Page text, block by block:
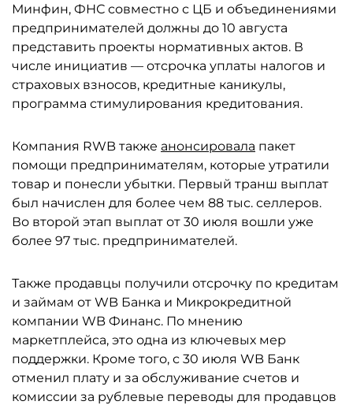
Минфин, ФНС совместно с ЦБ и объединениями
предпринимателей должны до 10 августа
представить проекты нормативных актов. В
числе инициатив — отсрочка уплаты налогов и
страховых взносов, кредитные каникулы,
программа стимулирования кредитования.
Компания RWB также анонсировала пакет
помощи предпринимателям, которые утратили
товар и понесли убытки. Первый транш выплат
был начислен для более чем 88 тыс. селлеров.
Во второй этап выплат от 30 июля вошли уже
более 97 тыс. предпринимателей.
Также продавцы получили отсрочку по кредитам
и займам от WB Банка и Микрокредитной
компании WB Финанс. По мнению
маркетплейса, это одна из ключевых мер
поддержки. Кроме того, с 30 июля WB Банк
отменил плату и за обслуживание счетов и
комиссии за рублевые переводы для продавцов